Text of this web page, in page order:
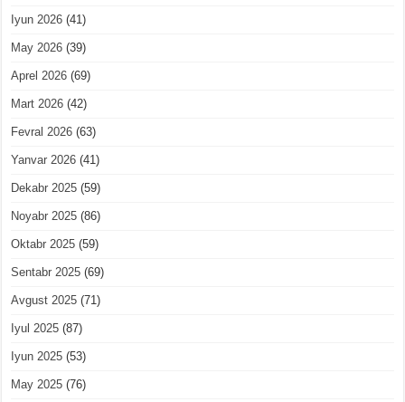
Iyun 2026 (41)
May 2026 (39)
Aprel 2026 (69)
Mart 2026 (42)
Fevral 2026 (63)
Yanvar 2026 (41)
Dekabr 2025 (59)
Noyabr 2025 (86)
Oktabr 2025 (59)
Sentabr 2025 (69)
Avgust 2025 (71)
Iyul 2025 (87)
Iyun 2025 (53)
May 2025 (76)